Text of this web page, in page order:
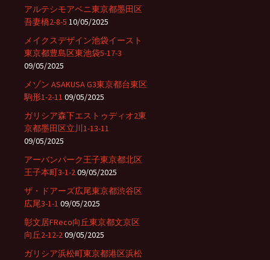
アルテシモアベニ東京都墨田区
吾妻橋2-8-5 10/05/2025
メイクスデザイン池袋イースト
東京都豊島区東池袋5-17-3
09/05/2025
メゾン ASAKUSA G3東京都台東区
駒形1-2-11 09/05/2025
ガリシア森下エストゥディオ2東
京都墨田区立川1-13-11
09/05/2025
アーバンパーク王子東京都北区
王子本町3-1-209/05/2025
ザ・ドアーズ広尾東京都渋谷区
広尾3-1-1 09/05/2025
彰文居FReco向丘東京都文京区
向丘2-12-209/05/2025
ガリシア浜松町東京都港区浜松